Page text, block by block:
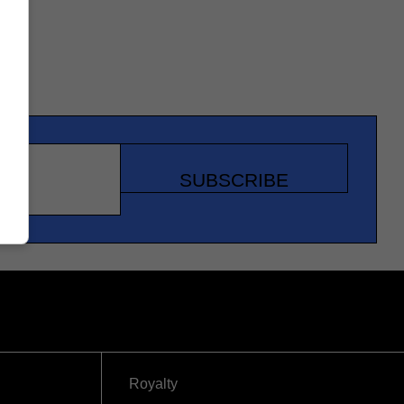
SUBSCRIBE
Royalty